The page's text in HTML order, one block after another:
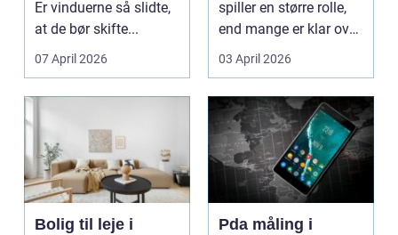
Er vinduerne så slidte,
at de bør skifte...
07 April 2026
spiller en større rolle,
end mange er klar over.
Litauen er et n...
03 April 2026
Bolig til leje i
Pda måling i